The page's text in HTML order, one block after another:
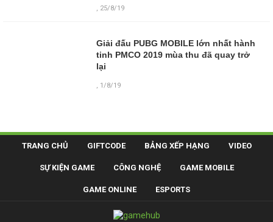
, 25/8/19
Giải đấu PUBG MOBILE lớn nhất hành
tinh PMCO 2019 mùa thu đã quay trở
lại
, 1/8/19
TRANG CHỦ GIFTCODE BẢNG XẾP HẠNG VIDEO
SỰ KIỆN GAME CÔNG NGHỆ GAME MOBILE
GAME ONLINE ESPORTS